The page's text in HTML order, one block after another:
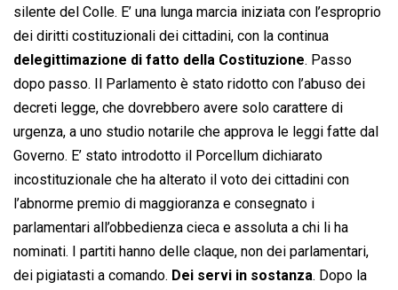
k
p
n
k
silente del Colle. E’ una lunga marcia iniziata con l’esproprio
dei diritti costituzionali dei cittadini, con la continua
delegittimazione di fatto della Costituzione. Passo
dopo passo. Il Parlamento è stato ridotto con l’abuso dei
decreti legge, che dovrebbero avere solo carattere di
urgenza, a uno studio notarile che approva le leggi fatte dal
Governo. E’ stato introdotto il Porcellum dichiarato
incostituzionale che ha alterato il voto dei cittadini con
l’abnorme premio di maggioranza e consegnato i
parlamentari all’obbedienza cieca e assoluta a chi li ha
nominati. I partiti hanno delle claque, non dei parlamentari,
dei pigiatasti a comando. Dei servi in sostanza. Dopo la